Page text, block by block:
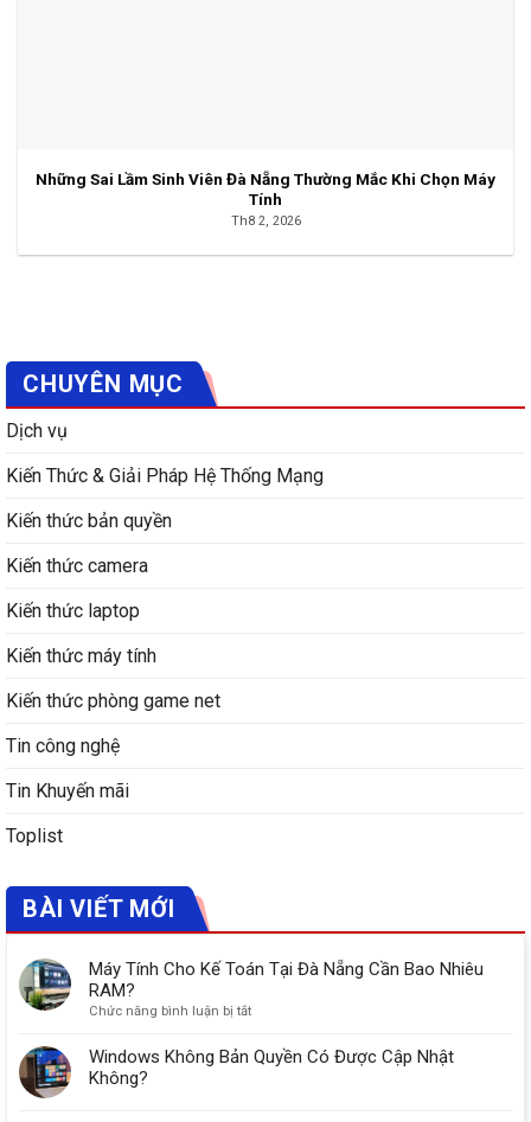
Những Sai Lầm Sinh Viên Đà Nẵng Thường Mắc Khi Chọn Máy
Tính
Th8 2, 2026
CHUYÊN MỤC
Dịch vụ
Kiến Thức & Giải Pháp Hệ Thống Mạng
Kiến thức bản quyền
Kiến thức camera
Kiến thức laptop
Kiến thức máy tính
Kiến thức phòng game net
Tin công nghệ
Tin Khuyến mãi
Toplist
BÀI VIẾT MỚI
Máy Tính Cho Kế Toán Tại Đà Nẵng Cần Bao Nhiêu
RAM?
Chức năng bình luận bị tắtở
Tính
Cho
Windows Không Bản Quyền Có Được Cập Nhật
Không?